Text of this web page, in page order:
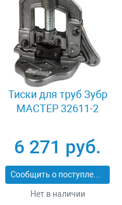
Тиски для труб Зубр
МАСТЕР 32611-2
6 271 руб.
Сообщить о поступлении
Нет в наличии